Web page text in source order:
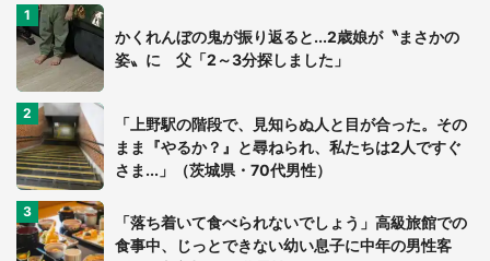
かくれんぼの鬼が振り返ると...2歳娘が〝まさかの
姿〟に 父「2～3分探しました」
「上野駅の階段で、見知らぬ人と目が合った。その
まま『やるか？』と尋ねられ、私たちは2人ですぐ
さま...」（茨城県・70代男性）
「落ち着いて食べられないでしょう」高級旅館での
食事中、じっとできない幼い息子に中年の男性客